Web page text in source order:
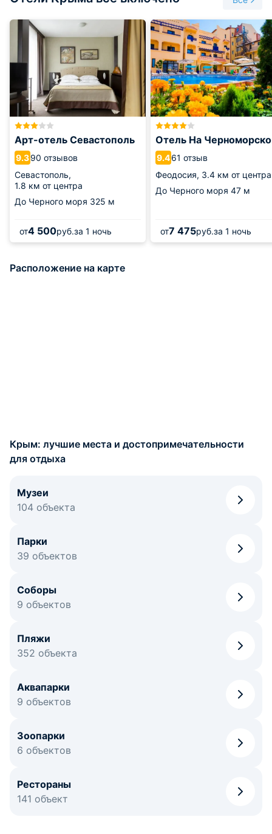
Арт-отель Севастополь
9.390 отзывов
Севастополь,
1.8 км от центра
До Черного моря 325 м
от4 500руб.за 1 ночь
Отель На
9.461 отзыв
Феодосия, 3.4 км от центра
До Черного моря 47 м
от7 475руб.за 1 ночь
Расположение на карте
Крым: лучшие места и достопримечательности
для отдыха
Музеи
104 объекта
Парки
39 объектов
Соборы
9 объектов
Пляжи
352 объекта
Аквапарки
9 объектов
Зоопарки
6 объектов
Рестораны
141 объект